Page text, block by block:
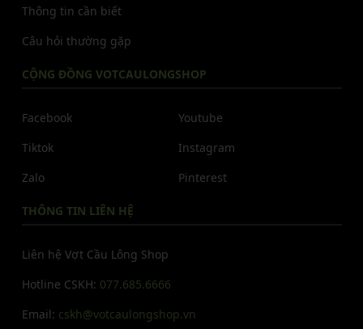
Thông tin cần biết
Câu hỏi thường gặp
CỘNG ĐỒNG VOTCAULONGSHOP
Facebook
Tiktok
Zalo
Youtube
Instagram
Pinterest
THÔNG TIN LIÊN HỆ
Liên hệ Vợt Cầu Lông Shop
Hotline CSKH: 077.685.6666
Email: cskh@votcaulongshop.vn